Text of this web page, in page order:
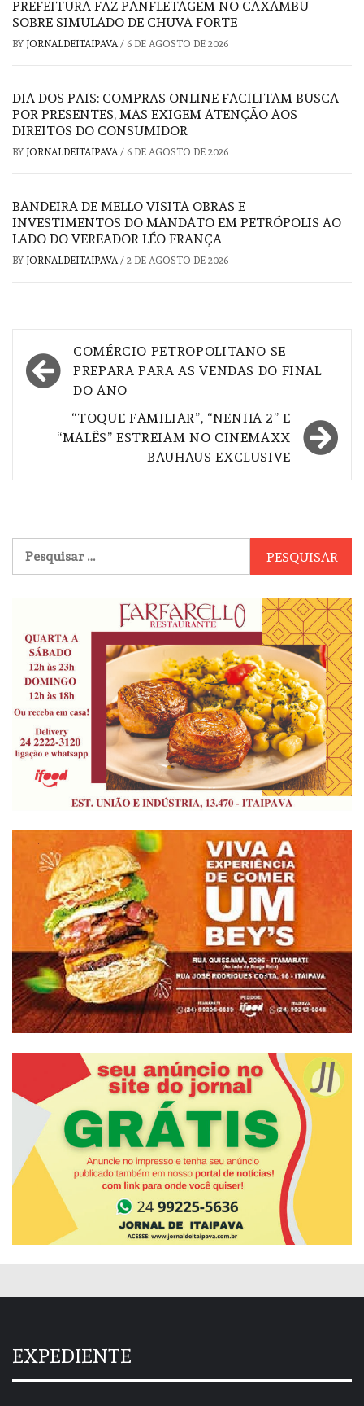
PREFEITURA FAZ PANFLETAGEM NO CAXAMBU
SOBRE SIMULADO DE CHUVA FORTE
BY JORNALDEITAIPAVA / 6 DE AGOSTO DE 2026
DIA DOS PAIS: COMPRAS ONLINE FACILITAM BUSCA
POR PRESENTES, MAS EXIGEM ATENÇÃO AOS
DIREITOS DO CONSUMIDOR
BY JORNALDEITAIPAVA / 6 DE AGOSTO DE 2026
BANDEIRA DE MELLO VISITA OBRAS E
INVESTIMENTOS DO MANDATO EM PETRÓPOLIS AO
LADO DO VEREADOR LÉO FRANÇA
BY JORNALDEITAIPAVA / 2 DE AGOSTO DE 2026
Navegação
de
COMÉRCIO PETROPOLITANO SE
PREPARA PARA AS VENDAS DO FINAL
DO ANO
“TOQUE FAMILIAR”, “NENHA 2” E
“MALÊS” ESTREIAM NO CINEMAXX
BAUHAUS EXCLUSIVE
por:
EXPEDIENTE